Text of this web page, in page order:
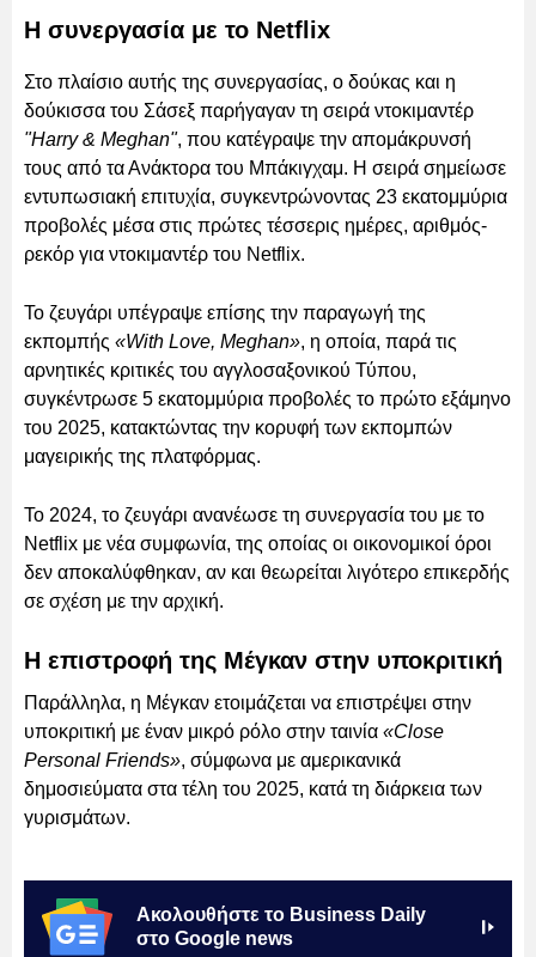
Η συνεργασία με το Netflix
Στο πλαίσιο αυτής της συνεργασίας, ο δούκας και η
δούκισσα του Σάσεξ παρήγαγαν τη σειρά ντοκιμαντέρ
"Harry & Meghan", που κατέγραψε την απομάκρυνσή
τους από τα Ανάκτορα του Μπάκιγχαμ. Η σειρά σημείωσε
εντυπωσιακή επιτυχία, συγκεντρώνοντας 23 εκατομμύρια
προβολές μέσα στις πρώτες τέσσερις ημέρες, αριθμός-
ρεκόρ για ντοκιμαντέρ του Netflix.
Το ζευγάρι υπέγραψε επίσης την παραγωγή της
εκπομπής «With Love, Meghan», η οποία, παρά τις
αρνητικές κριτικές του αγγλοσαξονικού Τύπου,
συγκέντρωσε 5 εκατομμύρια προβολές το πρώτο εξάμηνο
του 2025, κατακτώντας την κορυφή των εκπομπών
μαγειρικής της πλατφόρμας.
Το 2024, το ζευγάρι ανανέωσε τη συνεργασία του με το
Netflix με νέα συμφωνία, της οποίας οι οικονομικοί όροι
δεν αποκαλύφθηκαν, αν και θεωρείται λιγότερο επικερδής
σε σχέση με την αρχική.
Η επιστροφή της Μέγκαν στην υποκριτική
Παράλληλα, η Μέγκαν ετοιμάζεται να επιστρέψει στην
υποκριτική με έναν μικρό ρόλο στην ταινία «Close
Personal Friends», σύμφωνα με αμερικανικά
δημοσιεύματα στα τέλη του 2025, κατά τη διάρκεια των
γυρισμάτων.
Ακολουθήστε το Business Daily
στο Google news